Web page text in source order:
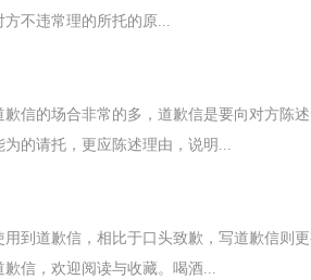
不违常理的所托的原...
信的场合非常的多，道歉信是要向对方陈
的请托，更应陈述理由，说明...
到道歉信，相比于口头致歉，写道歉信则
信，欢迎阅读与收藏。喝酒...